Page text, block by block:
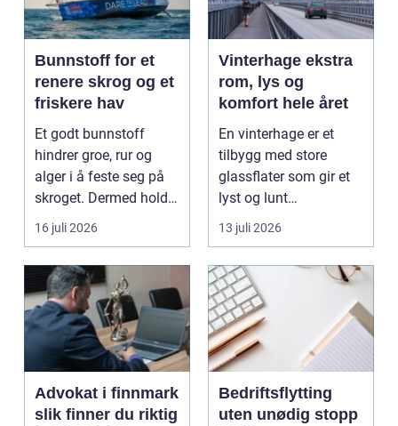
Bunnstoff for et
renere skrog og et
friskere hav
Et godt bunnstoff
hindrer groe, rur og
alger i å feste seg på
skroget. Dermed holder
båten bedre far...
16 juli 2026
Vinterhage ekstra
rom, lys og
komfort hele året
En vinterhage er et
tilbygg med store
glassflater som gir et
lyst og lunt
oppholdsrom nær
hagen, ogs...
13 juli 2026
Advokat i finnmark
slik finner du riktig
Bedriftsflytting
uten unødig stopp